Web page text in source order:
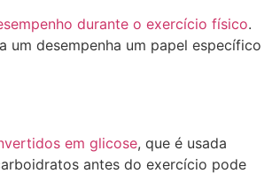
durante o exercício físico.
um desempenha um papel específico
em glicose, que é usada
antes do exercício pode